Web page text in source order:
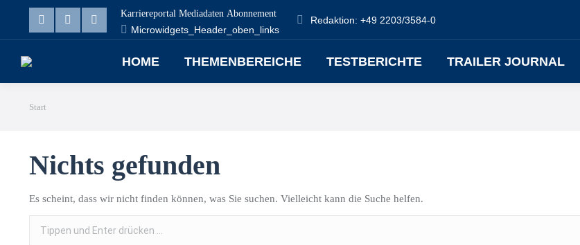
Linkedin
opens
in
window
Facebook
opens
window
X
opens
Karriereportal Mediadaten Abonnement
Microwidgets_Header_oben_links
Redaktion: +49 2203/3584-0
HOME THEMENBEREICHE TESTBERICHTE TRAILER JOURNAL
Sie befinden sich hier:
Start
Nichts gefunden
Es scheint, dass wir nicht finden können, was Sie suchen. Vielleicht kann die Suche helfen.